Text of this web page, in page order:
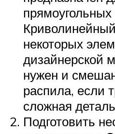
некоторых
дизайнерской
нужен и
распила, если
сложная
Подготовить